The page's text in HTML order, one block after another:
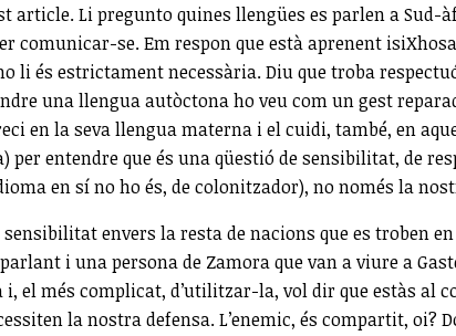
Li pregunto quines llengües es parlen a Sud-
se. Em respon que està aprenent
li és estrictament necessària. Diu que troba
una llengua autòctona ho veu com un gest
en la seva llengua materna i el cuidi, també, en
entendre que és una qüestió de sensibilitat, de
en sí no ho és, de colonitzador), no només la
envers la resta de nacions que es troben
i una persona de Zamora que van a viure a
el més complicat, d’utilitzar-la, vol dir que estàs al
la nostra defensa. L’enemic, és compartit, oi?